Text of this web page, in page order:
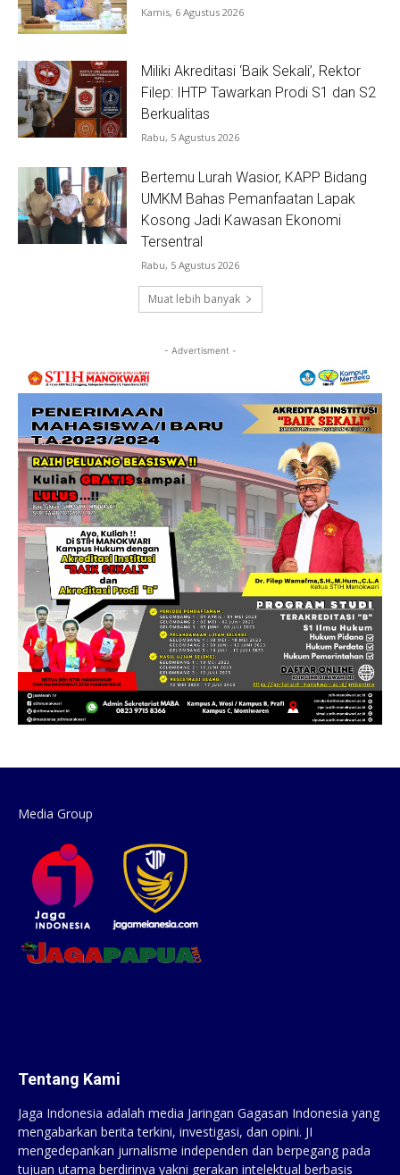
Kamis, 6 Agustus 2026
Miliki Akreditasi ‘Baik Sekali’, Rektor
Filep: IHTP Tawarkan Prodi S1 dan S2
Berkualitas
Rabu, 5 Agustus 2026
Bertemu Lurah Wasior, KAPP Bidang
UMKM Bahas Pemanfaatan Lapak
Kosong Jadi Kawasan Ekonomi
Tersentral
Rabu, 5 Agustus 2026
Muat lebih banyak
- Advertisment -
Media Group
Tentang Kami
Jaga Indonesia adalah media Jaringan Gagasan Indonesia yang
mengabarkan berita terkini, investigasi, dan opini. JI
mengedepankan jurnalisme independen dan berpegang pada
tujuan utama berdirinya yakni gerakan intelektual berbasis